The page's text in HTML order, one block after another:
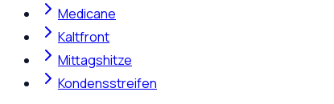
Medicane
Kaltfront
Mittagshitze
Kondensstreifen